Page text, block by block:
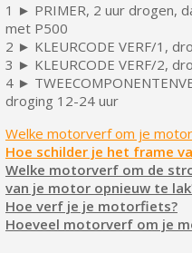
1 ► PRIMER, 2 uur drogen,
met P500
2 ► KLEURCODE VERF/1,
3 ► KLEURCODE VERF/2,
4 ►
droging 12-24 uur
Welke motorverf om je
Hoe schilder je het frame
Welke motorverf om de
van je motor opnieuw te
Hoe verf je je motorfiets?
Hoeveel motorverf om je